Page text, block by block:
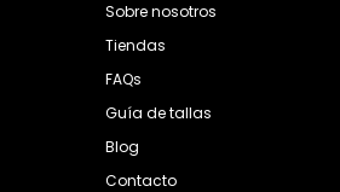
Sobre nosotros
Tiendas
FAQs
Guía de tallas
Blog
Contacto